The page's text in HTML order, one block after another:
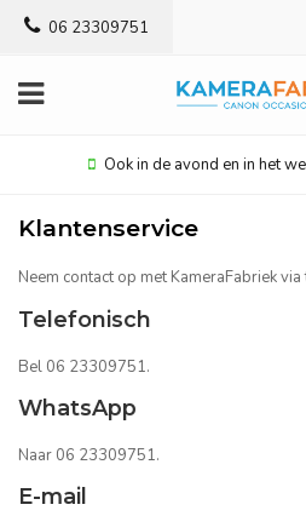
06 23309751
Ook in de avond en in het
Klantenservice
Neem contact op met KameraFabriek
Telefonisch
Bel 06 23309751.
WhatsApp
Naar 06 23309751.
E-mail